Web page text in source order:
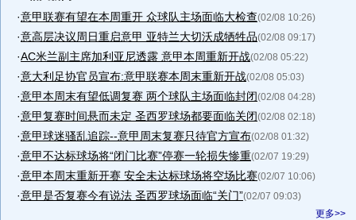
·意甲联赛有望在本周重开 众球队主场面临大检查(02/08 10:26)
·意高层决议周日重启意甲 亚特兰大切沃成牺牲品(02/08 09:17)
·AC米兰副主席加利亚尼透露 意甲本周重新开战(02/08 05:22)
·意大利足协官员宣布:意甲联赛本周末重新开战(02/08 05:03)
·意甲本周末有望低调复赛 两个球队主场面临封闭(02/08 04:28)
·意甲复赛时间悬而未定 圣西罗球场都要面临关闭(02/08 02:18)
·意甲球迷骚乱追踪--意甲周末复赛只待官方宣布(02/08 01:32)
·意甲不达标球场将“闭门比赛”停赛一轮损失惨重(02/07 19:29)
·意甲本周末重新开赛 安全未达标球场将空场比赛(02/07 10:06)
·意甲是否复赛今有说法 圣西罗球场面临“关门”(02/07 09:03)
更多>>